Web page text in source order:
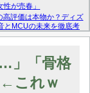
が売春」
高評価は本物か？ディズ
とMCUの未来を徹底考
てくよ
」「骨格
これｗ